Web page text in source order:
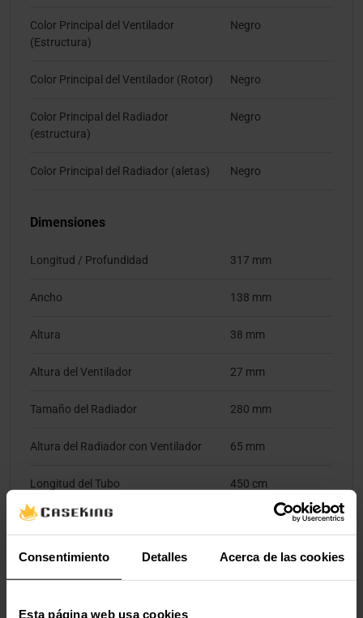
Consentimiento Detalles Acerca de las cookies
Esta página web usa cookies
Color Principal del Ventilador
(Estructura)
Negro
Color Principal del Ventilador (Rotor) Negro
Color Principal del Radiador
(estructura)
Negro
Color Principal del Radiador (aletas) Negro
Dimensiones
Longitud / Profundidad 317 mm
Ancho 138 mm
Altura 38 mm
Altura del Ventilador 27 mm
Tamaño del Radiador 280 mm
Altura del Radiador con Ventilador 65 mm
Longitud del Tubo 450 cm
Tipo